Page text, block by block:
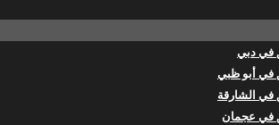
في دبي
في أبو ظبي
في الشارقة
في عجمان